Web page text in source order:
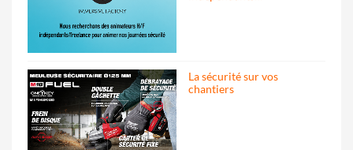
La sécurité sur vos
chantiers